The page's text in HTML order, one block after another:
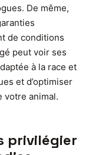
De même,
de conditions
peut voir ses
à la race et
et d’optimiser
votre animal.
privilégier